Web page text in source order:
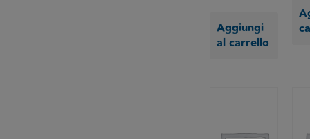
Aggiungi
al carrello